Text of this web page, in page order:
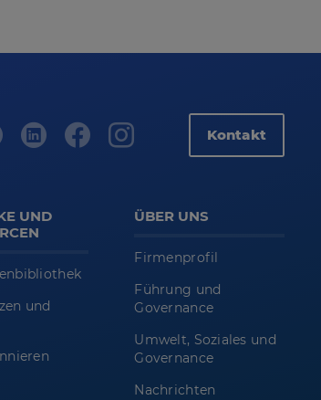
Kontakt
UND
und
ÜBER UNS
Firmenprofil
Führung und
Governance
Umwelt, Soziales und
Governance
Nachrichten